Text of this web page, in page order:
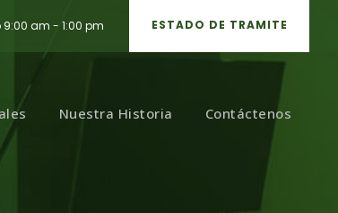
ESTADO DE TRAMITE
am - 1:00 pm
Nuestra Historia Contáctenos